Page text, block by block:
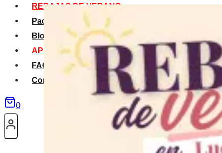
REBAJAS DE VERANO
Packs Verano
Blog
APP La Tribu
FAQS
Contacto
0